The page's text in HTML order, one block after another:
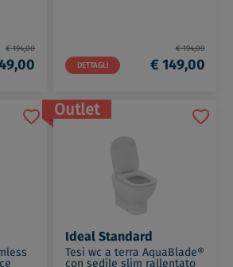
€ 194,00
DETTAGLI
€ 194,00
€ 149,00
Outlet
Ideal Standard
Tesi wc a terra AquaBlade®
con sedile slim rallentato